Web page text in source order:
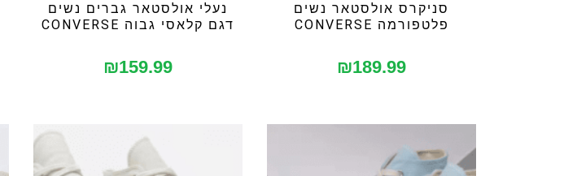
סניקרס אולסטאר נשים
פלטפורמה CONVERSE
₪189.99
נעלי אולסטאר גברים נשים
דגם קלאסי גבוה CONVERSE
₪159.99